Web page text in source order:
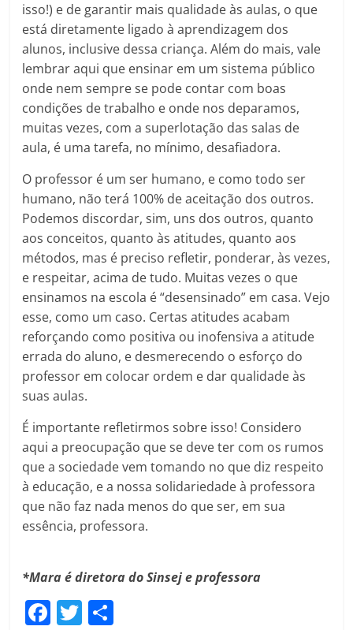
isso!) e de garantir mais qualidade às aulas, o que
está diretamente ligado à aprendizagem dos
alunos, inclusive dessa criança. Além do mais, vale
lembrar aqui que ensinar em um sistema público
onde nem sempre se pode contar com boas
condições de trabalho e onde nos deparamos,
muitas vezes, com a superlotação das salas de
aula, é uma tarefa, no mínimo, desafiadora.
O professor é um ser humano, e como todo ser
humano, não terá 100% de aceitação dos outros.
Podemos discordar, sim, uns dos outros, quanto
aos conceitos, quanto às atitudes, quanto aos
métodos, mas é preciso refletir, ponderar, às vezes,
e respeitar, acima de tudo. Muitas vezes o que
ensinamos na escola é “desensinado” em casa. Vejo
esse, como um caso. Certas atitudes acabam
reforçando como positiva ou inofensiva a atitude
errada do aluno, e desmerecendo o esforço do
professor em colocar ordem e dar qualidade às
suas aulas.
É importante refletirmos sobre isso! Considero
aqui a preocupação que se deve ter com os rumos
que a sociedade vem tomando no que diz respeito
à educação, e a nossa solidariedade à professora
que não faz nada menos do que ser, em sua
essência, professora.
*Mara é diretora do Sinsej e professora
F T